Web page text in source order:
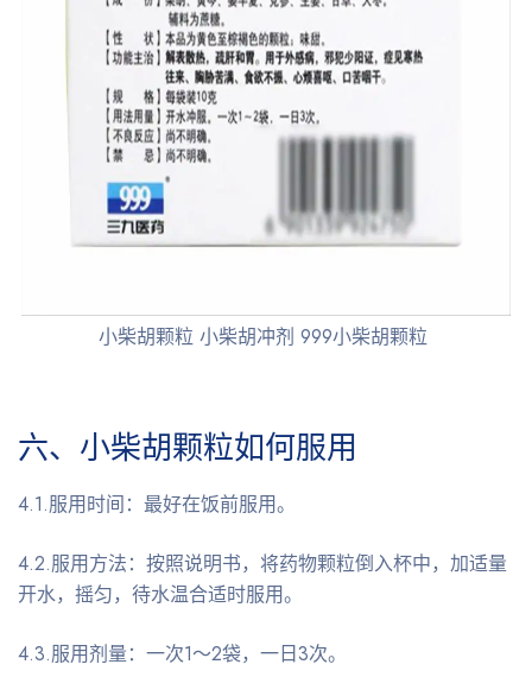
小柴胡颗粒 小柴胡冲剂 999小柴胡颗粒
六、小柴胡颗粒如何服用
4.1.服用时间：最好在饭前服用。
4.2.服用方法：按照说明书，将药物颗粒倒入杯中，加适量
开水，摇匀，待水温合适时服用。
4.3.服用剂量：一次1～2袋，一日3次。